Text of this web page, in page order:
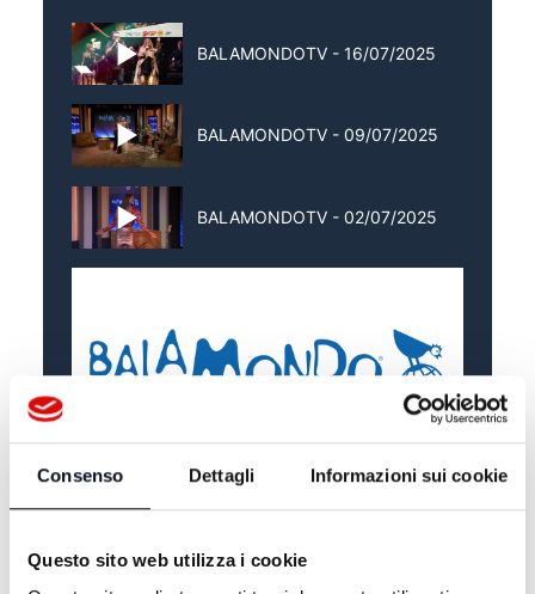
Consenso Dettagli Informazioni sui cookie
Questo sito web utilizza i cookie
BALAMONDOTV - 16/07/2025
BALAMONDOTV - 09/07/2025
BALAMONDOTV - 02/07/2025
ALTRE NOTIZIE